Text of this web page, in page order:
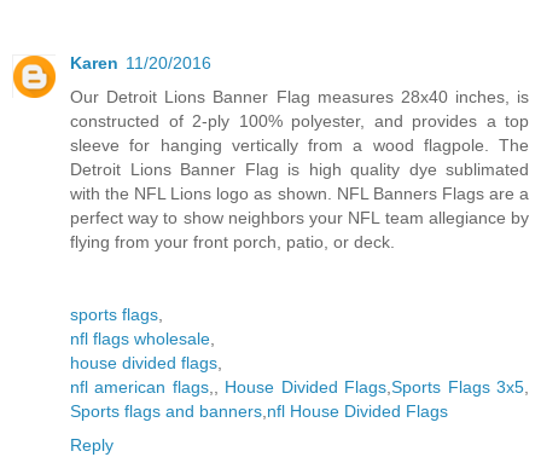
Karen 11/20/2016
Our Detroit Lions Banner Flag measures 28x40 inches, is
constructed of 2-ply 100% polyester, and provides a top
sleeve for hanging vertically from a wood flagpole. The
Detroit Lions Banner Flag is high quality dye sublimated
with the NFL Lions logo as shown. NFL Banners Flags are a
perfect way to show neighbors your NFL team allegiance by
flying from your front porch, patio, or deck.
sports flags
nfl flags wholesale
house divided flags
nfl american flags,, House Divided Flags ,Sports Flags 3x5
Sports flags and banners nfl House Divided Flags
Reply